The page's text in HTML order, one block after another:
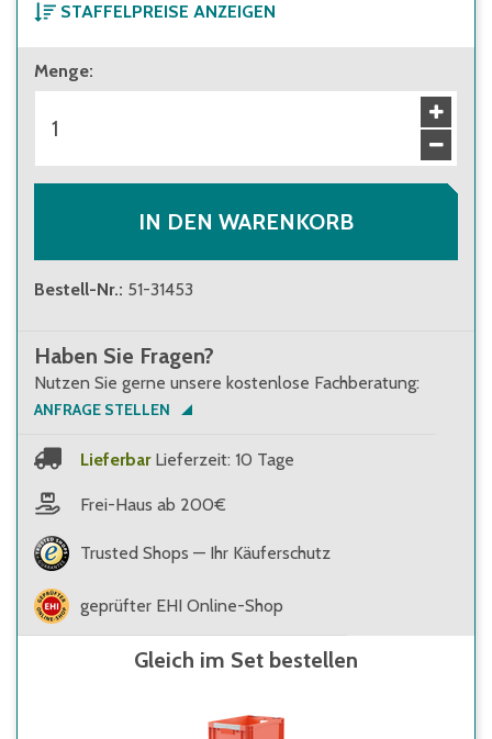
STAFFELPREISE ANZEIGEN
ab 1 Stück
24,40 €
ab 10 Stück
23,90 €
ab 100 Stück
Menge:
IN DEN WARENKORB
Bestell-Nr.: 51-31453
Haben Sie Fragen?
Nutzen Sie gerne unsere kostenlose Fachberatung:
ANFRAGE STELLEN
Lieferbar Lieferzeit: 10 Tage
Frei-Haus ab 200€
Trusted Shops — Ihr Käuferschutz
geprüfter EHI Online-Shop
Gleich im Set bestellen